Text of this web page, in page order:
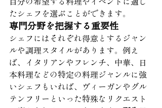
たシェフを選ぶことができます。
専門分野を把握する重要性
シェフにはそれぞれ得意とするジャン
ルや調理スタイルがあります。例え
ば、イタリアンやフレンチ、中華、日
本料理などの特定の料理ジャンルに強
いシェフもいれば、ヴィーガンやグル
テンフリーといった特殊なリクエスト